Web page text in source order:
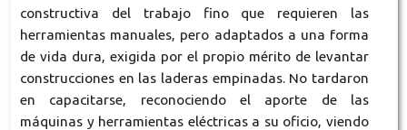
constructiva del trabajo fino que requieren las
herramientas manuales, pero adaptados a una forma
de vida dura, exigida por el propio mérito de levantar
construcciones en las laderas empinadas. No tardaron
en capacitarse, reconociendo el aporte de las
máquinas y herramientas eléctricas a su oficio, viendo